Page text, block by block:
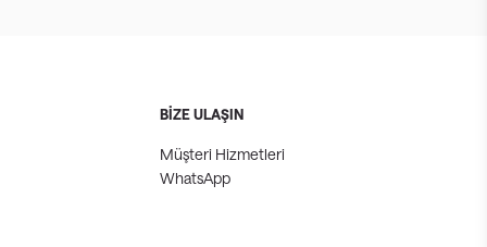
BİZE ULAŞIN
Müşteri Hizmetleri
WhatsApp